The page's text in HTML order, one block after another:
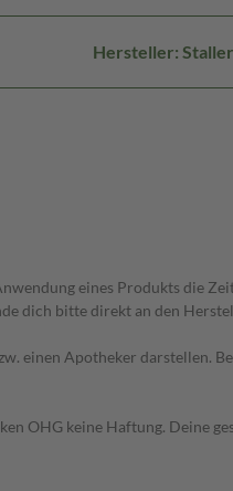
Hersteller:
eines Produkts die
dich bitte direkt an den
einen Apotheker darstellen.
OHG keine Haftung. Deine